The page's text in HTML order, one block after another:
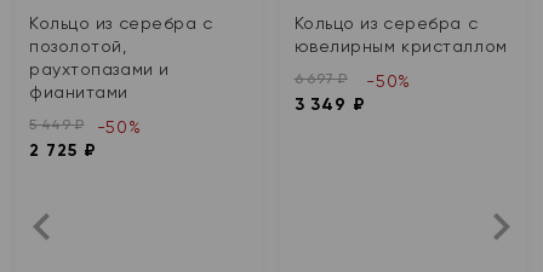
Кольцо из серебра с
позолотой,
раухтопазами и
фианитами
5 449 ₽
2 725 ₽
-50%
Кольцо из серебра с
ювелирным кристаллом
6 697 ₽
3 349 ₽
-50%